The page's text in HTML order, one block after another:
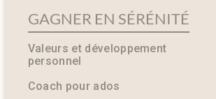
GAGNER EN SÉRÉNITÉ
Valeurs et développement
personnel
Coach pour ados